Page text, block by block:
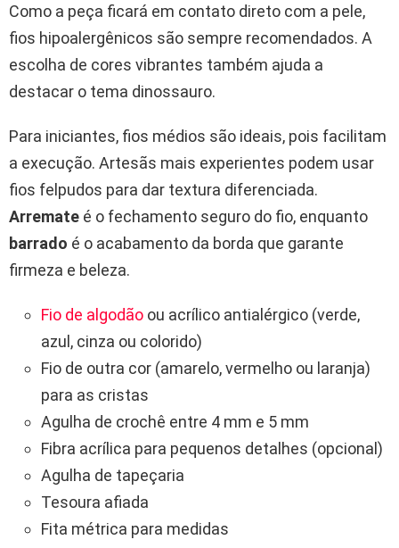
Como a peça ficará em contato direto com a pele,
fios hipoalergênicos são sempre recomendados. A
escolha de cores vibrantes também ajuda a
destacar o tema dinossauro.
Para iniciantes, fios médios são ideais, pois facilitam
a execução. Artesãs mais experientes podem usar
fios felpudos para dar textura diferenciada.
Arremate é o fechamento seguro do fio, enquanto
barrado é o acabamento da borda que garante
firmeza e beleza.
Fio de algodão ou acrílico antialérgico (verde,
azul, cinza ou colorido)
Fio de outra cor (amarelo, vermelho ou laranja)
para as cristas
Agulha de crochê entre 4 mm e 5 mm
Fibra acrílica para pequenos detalhes (opcional)
Agulha de tapeçaria
Tesoura afiada
Fita métrica para medidas